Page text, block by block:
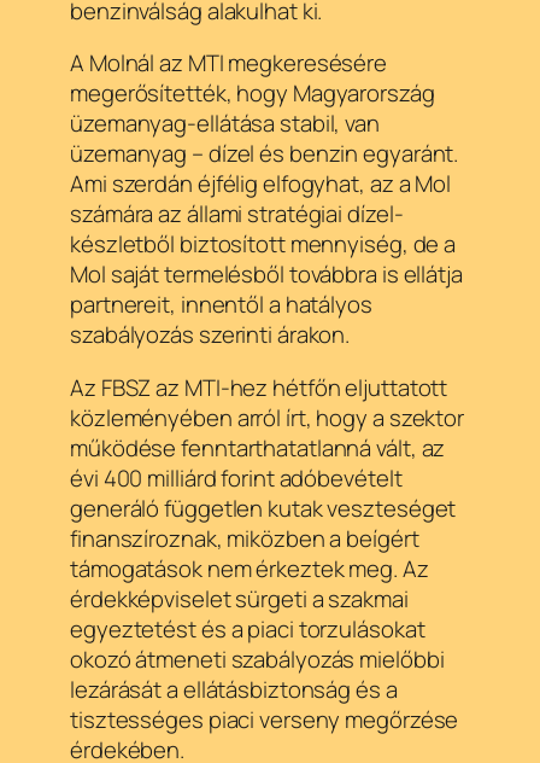
benzinválság alakulhat ki.
A Molnál az MTI megkeresésére
megerősítették, hogy Magyarország
üzemanyag-ellátása stabil, van
üzemanyag – dízel és benzin egyaránt.
Ami szerdán éjfélig elfogyhat, az a Mol
számára az állami stratégiai dízel-
készletből biztosított mennyiség, de a
Mol saját termelésből továbbra is ellátja
partnereit, innentől a hatályos
szabályozás szerinti árakon.
Az FBSZ az MTI-hez hétfőn eljuttatott
közleményében arról írt, hogy a szektor
működése fenntarthatatlanná vált, az
évi 400 milliárd forint adóbevételt
generáló független kutak veszteséget
finanszíroznak, miközben a beígért
támogatások nem érkeztek meg. Az
érdekképviselet sürgeti a szakmai
egyeztetést és a piaci torzulásokat
okozó átmeneti szabályozás mielőbbi
lezárását a ellátásbiztonság és a
tisztességes piaci verseny megőrzése
érdekében.